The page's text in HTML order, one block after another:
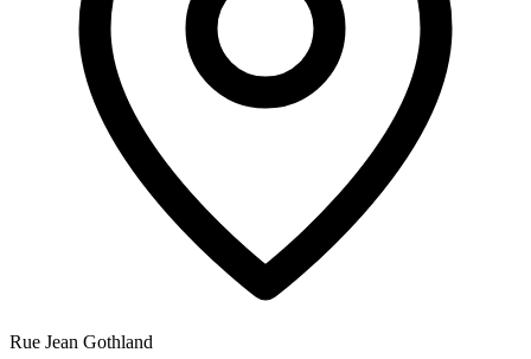
Rue Jean Gothland